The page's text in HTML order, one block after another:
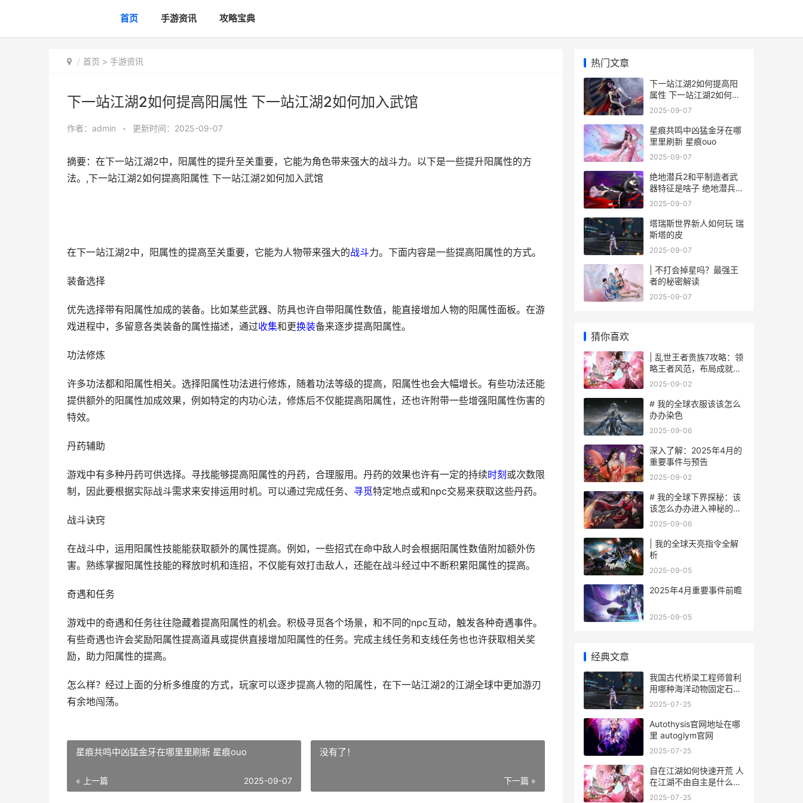
首页 手游资讯 攻略宝典
首页 > 手游资讯
下一站江湖2如何提高阳属性 下一站江湖2如何加入武馆
作者： admin • 更新时间：2025-09-07
摘要：在下一站江湖2中，阳属性的提升至关重要，它能为角色带来强大的战斗力。以下是一些提升阳属性的方
法。,下一站江湖2如何提高阳属性 下一站江湖2如何加入武馆
在下一站江湖2中，阳属性的提高至关重要，它能为人物带来强大的战斗力。下面内容是一些提高阳属性的方式。
装备选择
优先选择带有阳属性加成的装备。比如某些武器、防具也许自带阳属性数值，能直接增加人物的阳属性面板。在游
戏进程中，多留意各类装备的属性描述，通过收集和更换装备来逐步提高阳属性。
功法修炼
许多功法都和阳属性相关。选择阳属性功法进行修炼，随着功法等级的提高，阳属性也会大幅增长。有些功法还能
提供额外的阳属性加成效果，例如特定的内功心法，修炼后不仅能提高阳属性，还也许附带一些增强阳属性伤害的
特效。
丹药辅助
游戏中有多种丹药可供选择。寻找能够提高阳属性的丹药，合理服用。丹药的效果也许有一定的持续时刻 或次数限
制，因此要根据实际战斗需求来安排运用时机。可以通过完成任务、 寻觅特定地点或和npc交易来获取这些丹药。
战斗诀窍
在战斗中，运用阳属性技能能获取额外的属性提高。例如，一些招式在命中敌人时会根据阳属性数值附加额外伤
害。熟练掌握阳属性技能的释放时机和连招，不仅能有效打击敌人，还能在战斗经过中不断积累阳属性的提高。
奇遇和任务
游戏中的奇遇和任务往往隐藏着提高阳属性的机会。积极寻觅各个场景，和不同的npc互动，触发各种奇遇事件。
有些奇遇也许会奖励阳属性提高道具或提供直接增加阳属性的任务。完成主线任务和支线任务也也许获取相关奖
励，助力阳属性的提高。
怎么样？经过上面的分析多维度的方式，玩家可以逐步提高人物的阳属性，在下一站江湖2的江湖全球中更加游刃
有余地闯荡。
星痕共鸣中凶猛金牙在哪里里刷新 星痕ouo
« 上一篇 2025-09-07
没有了！
下一篇 »
热门文章
下一站江湖2如何提高阳
属性 下一站江湖2如何加
入武馆
2025-09-07
星痕共鸣中凶猛金牙在哪
里里刷新 星痕ouo
2025-09-07
绝地潜兵2和平制造者武
器特征是啥子 绝地潜兵攻
略选什么枪
2025-09-07
塔瑞斯世界新人如何玩 瑞
斯塔的皮
2025-09-07
| 不打会掉星吗？最强王
者的秘密解读
2025-09-07
猜你喜欢
| 乱世王者贵族7攻略：领
略王者风范，布局成就伟
大
2025-09-02
# 我的全球衣服该该怎么
办办染色
2025-09-06
深入了解：2025年4月的
重要事件与预告
2025-09-02
# 我的全球下界探秘：该
该怎么办办进入神秘的下
界
2025-09-06
| 我的全球天亮指令全解
析
2025-09-05
2025年4月重要事件前瞻
2025-09-05
经典文章
我国古代桥梁工程师曾利
用哪种海洋动物固定石桥
古代桥梁建设
2025-07-25
Autothysis官网地址在哪
里 autoglym官网
2025-07-25
自在江湖如何快速开荒 人
在江湖不由自主是什么意
思
2025-07-25